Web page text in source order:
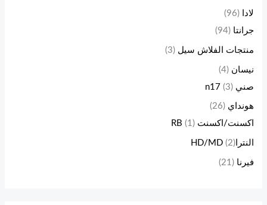
لادا
(96)
جرانتا (94)
منتجات الفلاش سيل (3)
نيسان (4)
صني n17(3)
هونداي (26)
اكسنت/اكسنت RB(1)
النتراHD/MD(2)
فيرنا (21)